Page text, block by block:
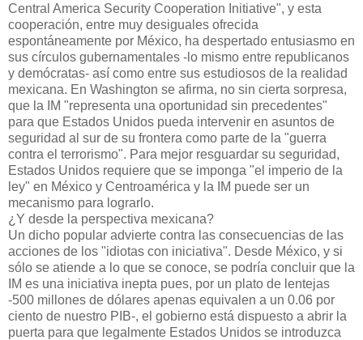
Central America Security Cooperation Initiative", y esta
cooperación, entre muy desiguales ofrecida
espontáneamente por México, ha despertado entusiasmo en
sus círculos gubernamentales -lo mismo entre republicanos
y demócratas- así como entre sus estudiosos de la realidad
mexicana. En Washington se afirma, no sin cierta sorpresa,
que la IM "representa una oportunidad sin precedentes"
para que Estados Unidos pueda intervenir en asuntos de
seguridad al sur de su frontera como parte de la "guerra
contra el terrorismo". Para mejor resguardar su seguridad,
Estados Unidos requiere que se imponga "el imperio de la
ley" en México y Centroamérica y la IM puede ser un
mecanismo para lograrlo.
¿Y desde la perspectiva mexicana?
Un dicho popular advierte contra las consecuencias de las
acciones de los "idiotas con iniciativa". Desde México, y si
sólo se atiende a lo que se conoce, se podría concluir que la
IM es una iniciativa inepta pues, por un plato de lentejas
-500 millones de dólares apenas equivalen a un 0.06 por
ciento de nuestro PIB-, el gobierno está dispuesto a abrir la
puerta para que legalmente Estados Unidos se introduzca